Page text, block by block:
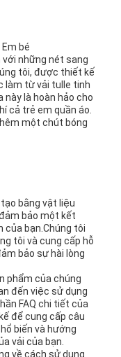
bé
những nét sang
tôi, được thiết kế
làm từ vải tulle tinh
là hoàn hảo cho
cả trẻ em quần áo.
một chút bóng
bằng vật liệu
bảo một kết
của bạn.Chúng tôi
tôi và cung cấp hỗ
bảo sự hài lòng
phẩm của chúng
đến việc sử dụng
FAQ chi tiết của
để cung cấp câu
biến và hướng
vải của bạn.
về cách sử dụng